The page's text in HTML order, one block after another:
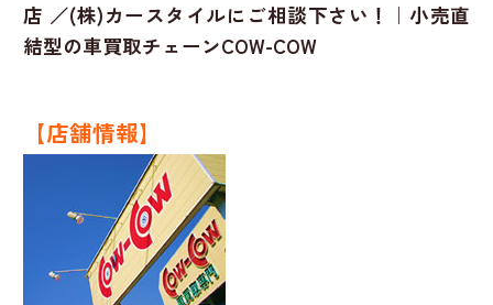
店 ／(株)カースタイルにご相談下さい！｜小売直
結型の車買取チェーンCOW-COW
【店舗情報】